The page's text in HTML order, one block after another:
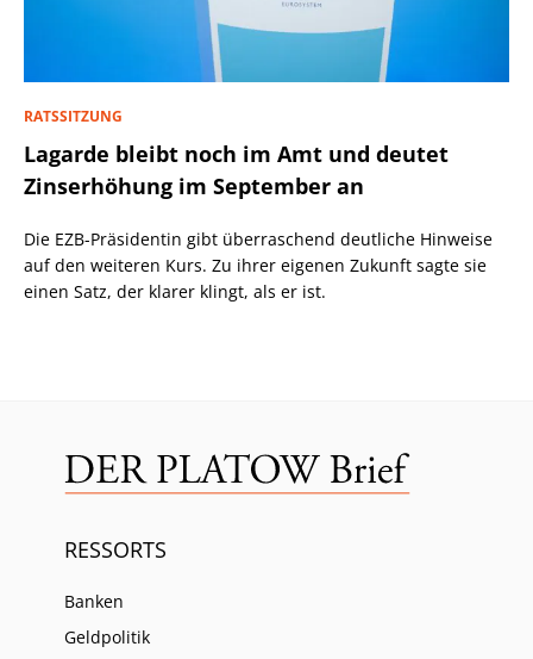
RATSSITZUNG
Lagarde bleibt noch im Amt und deutet
Zinserhöhung im September an
Die EZB-Präsidentin gibt überraschend deutliche Hinweise
auf den weiteren Kurs. Zu ihrer eigenen Zukunft sagte sie
einen Satz, der klarer klingt, als er ist.
RESSORTS
Banken
Geldpolitik